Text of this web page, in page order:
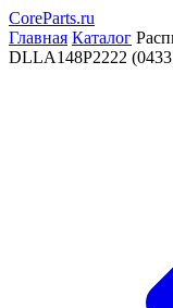
CoreParts.ru
Главная Каталог
DLLA148P2222